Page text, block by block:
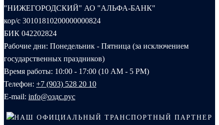
"НИЖЕГОРОДСКИЙ" АО "АЛЬФА-БАНК"
кор/с 30101810200000000824
БИК 042202824
Рабочие дни: Понедельник - Пятница (за исключением
государственных праздников)
Время работы: 10:00 - 17:00 (10 AM - 5 PM)
Телефон: +7 (903) 528 20 10‬
E-mail: info@оздс.рус
НАШ ОФИЦИАЛЬНЫЙ ТРАНСПОРТНЫЙ ПАРТНЕР